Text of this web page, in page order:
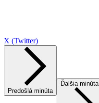
X (Twitter)
Predošlá minúta
Ďalšia minúta